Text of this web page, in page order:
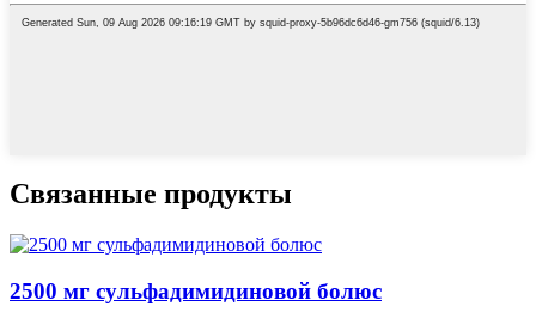
Связанные продукты
2500 мг сульфадимидиновой болюс